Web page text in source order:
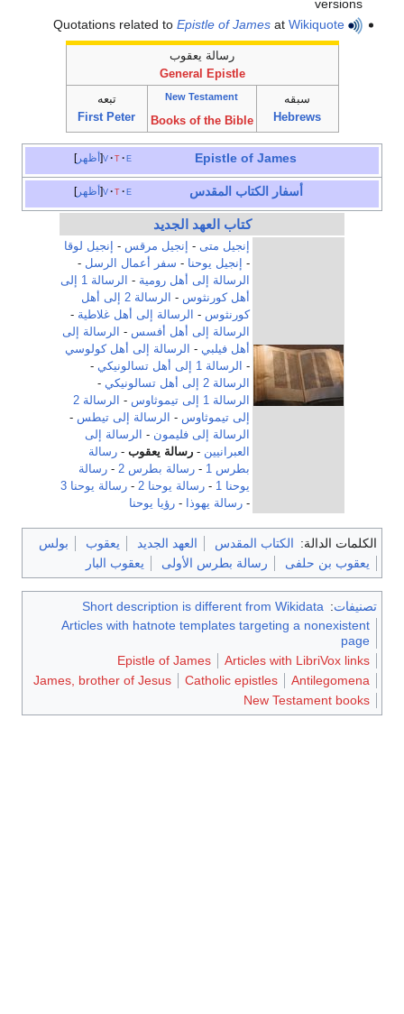
versions
Quotations related to
Epistle of Jamesat Wikiquote
رسالة يعقوب
General
Epistle
سبقه
Hebrews
New Testament
Books of the Bible
تبعه
First Peter
أظهر v t e Epistle of James
أظهر v t e أسفار الكتاب المقدس
كتاب العهد الجديد
إنجيل متى - إنجيل مرقس -
إنجيل لوقا
-
إنجيل يوحنا - سفر أعمال الرسل -
الرسالة إلى أهل رومية -
الرسالة 1 إلى
أهل كورنثوس -
الرسالة 2 إلى أهل
كورنثوس - الرسالة إلى أهل غلاطية -
الرسالة إلى أهل أفسس -
الرسالة إلى
أهل فيلبي -
الرسالة إلى أهل كولوسي
-
الرسالة 1 إلى أهل تسالونيكي
-
الرسالة 2 إلى أهل تسالونيكي
-
الرسالة 1 إلى تيموثاوس
-
الرسالة 2
إلى تيموثاوس - الرسالة إلى تيطس -
الرسالة إلى فليمون -
الرسالة إلى
العبرانيين - رسالة يعقوب - رسالة
بطرس 1
- رسالة بطرس 2 - رسالة
يوحنا 1
- رسالة يوحنا 2 - رسالة يوحنا 3
- رسالة يهوذا - رؤيا يوحنا
الكلمات الدالة: الكتاب المقدس العهد الجديد يعقوب
بولس
يعقوب بن حلفى
رسالة بطرس الأولى يعقوب البار
تصنيفات:
Short description is different from Wikidata
Articles with hatnote templates targeting a nonexistent
page
Articles with LibriVox links
Epistle of James
Antilegomena
Catholic epistles
James, brother of Jesus
New Testament books